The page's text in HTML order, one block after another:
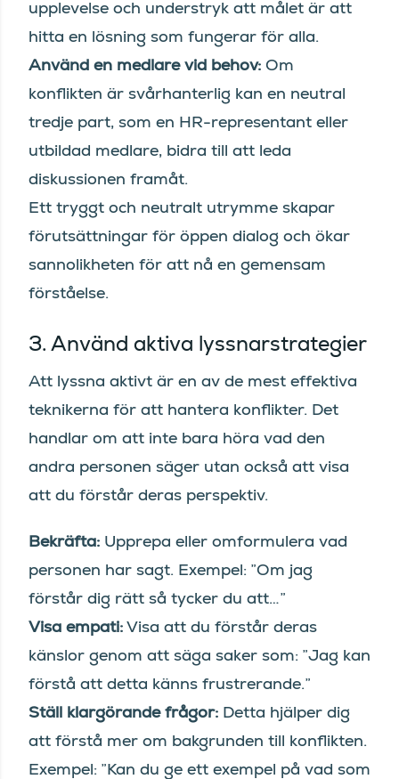
upplevelse och understryk att målet är att
hitta en lösning som fungerar för alla.
Använd en medlare vid behov: Om
konflikten är svårhanterlig kan en neutral
tredje part, som en HR-representant eller
utbildad medlare, bidra till att leda
diskussionen framåt.
Ett tryggt och neutralt utrymme skapar
förutsättningar för öppen dialog och ökar
sannolikheten för att nå en gemensam
förståelse.
3. Använd aktiva lyssnarstrategier
Att lyssna aktivt är en av de mest effektiva
teknikerna för att hantera konflikter. Det
handlar om att inte bara höra vad den
andra personen säger utan också att visa
att du förstår deras perspektiv.
Bekräfta: Upprepa eller omformulera vad
personen har sagt. Exempel: ”Om jag
förstår dig rätt så tycker du att…”
Visa empati: Visa att du förstår deras
känslor genom att säga saker som: ”Jag kan
förstå att detta känns frustrerande.”
Ställ klargörande frågor: Detta hjälper dig
att förstå mer om bakgrunden till konflikten.
Exempel: ”Kan du ge ett exempel på vad som